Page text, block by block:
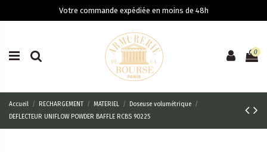
Votre commande expédiée en moins de 48h
0
Accueil RECHARGEMENT MATERIEL
Doseuse volumétrique
DEFLECTEUR UNIFLOW POWDER BAFFLE RCBS 90225